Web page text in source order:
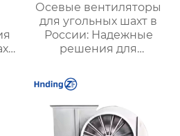
Осевые вентиляторы
для угольных шахт в
России: Надежные
решения для
вентиляции и
безопасности